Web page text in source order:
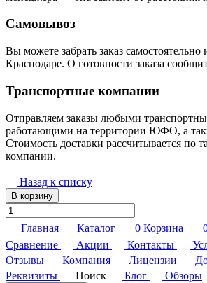
Самовывоз
Вы можете забрать заказ самостоятельно
Краснодаре. О готовности заказа
Транспортные компании
Отправляем заказы любыми
работающими на территории ЮФО, а
Стоимость доставки рассчитывается по
компании.
Назад к списку
В корзину
Главная Каталог 0 Корзина
Сравнение
Акции Контакты
Отзывы
Компания Лицензии
Реквизиты
Поиск Блог Обзоры